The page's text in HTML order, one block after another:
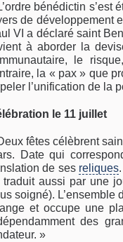
bénédictin s’est
de développement
VI a déclaré saint
à aborder la
le
la « pax » que
l’unification de la
le 11 juillet
fêtes célèbrent
Date qui
de ses reliques
traduit aussi par une
soigné). L’ensemble
et occupe une
des
»